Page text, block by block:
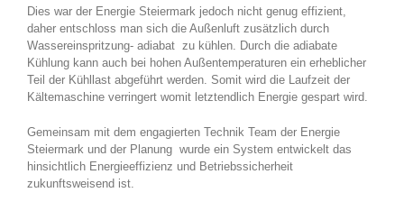
Dies war der Energie Steiermark jedoch nicht genug effizient,
daher entschloss man sich die Außenluft zusätzlich durch
Wassereinspritzung- adiabat zu kühlen. Durch die adiabate
Kühlung kann auch bei hohen Außentemperaturen ein erheblicher
Teil der Kühllast abgeführt werden. Somit wird die Laufzeit der
Kältemaschine verringert womit letztendlich Energie gespart wird.
Gemeinsam mit dem engagierten Technik Team der Energie
Steiermark und der Planung wurde ein System entwickelt das
hinsichtlich Energieeffizienz und Betriebssicherheit
zukunftsweisend ist.